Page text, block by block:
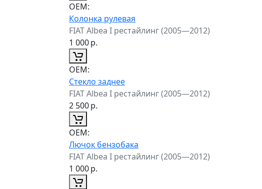
ОЕМ:
Колонка рулевая
FIAT Albea I рестайлинг (2005—2012)
1 000р.
ОЕМ:
Стекло заднее
FIAT Albea I рестайлинг (2005—2012)
2 500р.
ОЕМ:
Лючок бензобака
FIAT Albea I рестайлинг (2005—2012)
1 000р.